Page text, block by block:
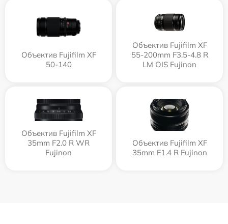
Объектив Fujifilm XF
50-140
Объектив Fujifilm XF
55-200mm F3.5-4.8 R
LM OIS Fujinon
Объектив Fujifilm XF
35mm F2.0 R WR
Fujinon
Объектив Fujifilm XF
35mm F1.4 R Fujinon